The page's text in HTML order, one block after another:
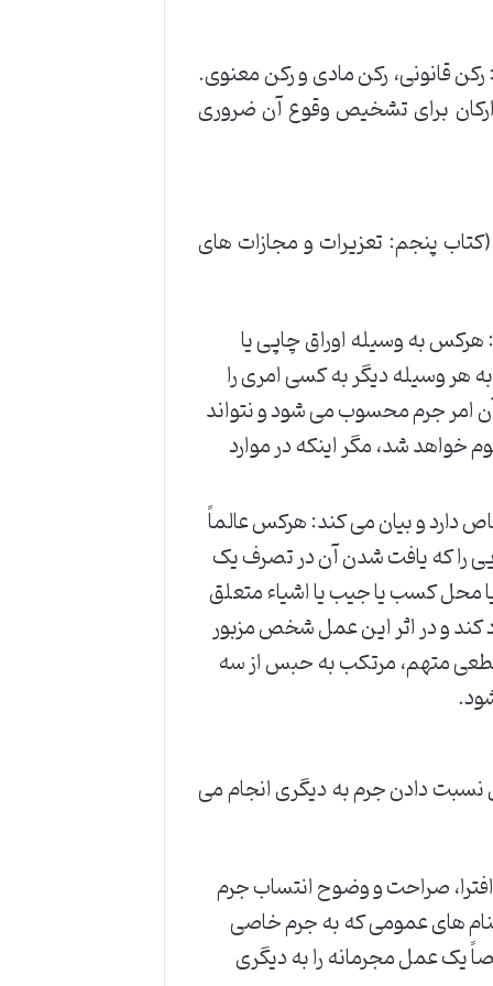
قانونی، رکن مادی و رکن معنوی.
برای تشخیص وقوع آن ضروری
مجازات اسلامی (کتاب پنجم: تعزیرات و مجازات های
هرکس به وسیله اوراق چاپی یا
هر وسیله دیگر به کسی امری را
امر جرم محسوب می شود و نتواند
شد، مگر اینکه در موارد
دارد و بیان می کند: هرکس عالماً
را که یافت شدن آن در تصرف یک
محل کسب یا جیب یا اشیاء متعلق
کند و در اثر این عمل شخص مزبور
قطعی متهم، مرتکب به حبس از سه
دادن جرم به دیگری انجام می
صراحت و وضوح انتساب جرم
های عمومی که به جرم خاصی
یک عمل مجرمانه را به دیگری